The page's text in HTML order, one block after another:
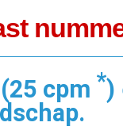
cpm *)